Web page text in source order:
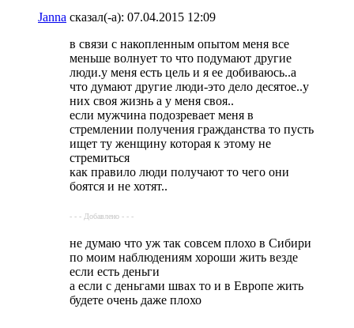
Janna сказал(-а): 07.04.2015 12:09
в связи с накопленным опытом меня все
меньше волнует то что подумают другие
люди.у меня есть цель и я ее добиваюсь..а
что думают другие люди-это дело десятое..у
них своя жизнь а у меня своя..
если мужчина подозревает меня в
стремлении получения гражданства то пусть
ищет ту женщину которая к этому не
стремиться
как правило люди получают то чего они
боятся и не хотят..
- - - Добавлено - - -
не думаю что уж так совсем плохо в Сибири
по моим наблюдениям хороши жить везде
если есть деньги
а если с деньгами швах то и в Европе жить
будете очень даже плохо